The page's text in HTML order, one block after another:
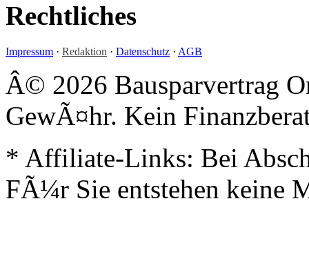
Rechtliches
Impressum · Redaktion · Datenschutz · AGB
Â© 2026 Bausparvertrag
GewÃ¤hr. Kein
* Affiliate-Links: Bei
FÃ¼r Sie entstehen keine